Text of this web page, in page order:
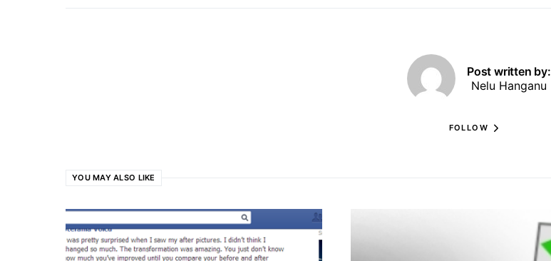
Post written by:
Nelu Hanganu
FOLLOW
YOU MAY ALSO LIKE